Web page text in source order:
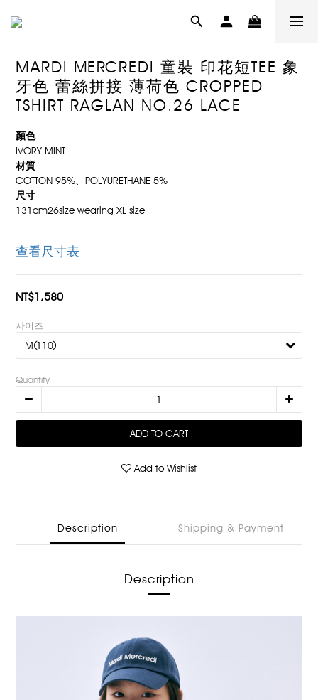
MARDI MERCREDI 童裝 印花短TEE 象
牙色 蕾絲拼接 薄荷色 CROPPED
TSHIRT RAGLAN NO.26 LACE
顏色
IVORY MINT
材質
COTTON 95%、POLYURETHANE 5%
尺寸
131cm26size wearing XL size
查看尺寸表
NT$1,580
사이즈
Quantity
ADD TO CART
Add to Wishlist
Description Shipping & Payment
Description